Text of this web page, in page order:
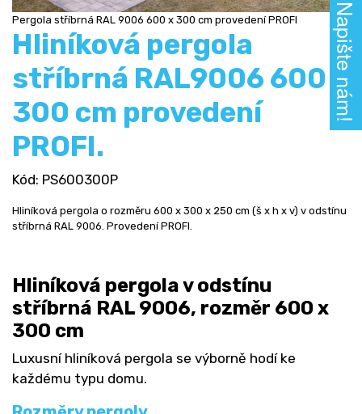
Pergola stříbrná RAL 9006 600 x 300 cm provedení PROFI
Hliníková pergola
stříbrná RAL9006 600 x
300 cm provedení
PROFI.
Kód: PS600300P
Hliníková pergola o rozměru 600 x 300 x 250 cm (š x h x v) v odstínu
stříbrná RAL 9006. Provedení PROFI.
Hliníková pergola v odstínu
stříbrná RAL 9006, rozměr 600 x
300 cm
Luxusní hliníková pergola se výborně hodí ke
každému typu domu.
Napište nám!